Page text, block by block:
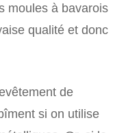
moules à bavarois
qualité et donc
de
si on utilise